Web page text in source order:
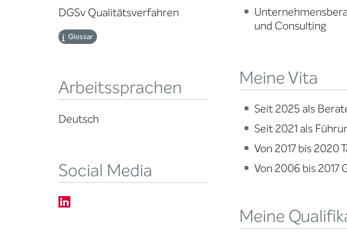
DGSv Qualitätsverfahren
Glossar
Arbeitssprachen
Deutsch
Social Media
und Consulting
Meine Vita
Seit 2025 als
Seit 2021 als
Von 2017 bis 2020
Von 2006 bis 2017
Meine